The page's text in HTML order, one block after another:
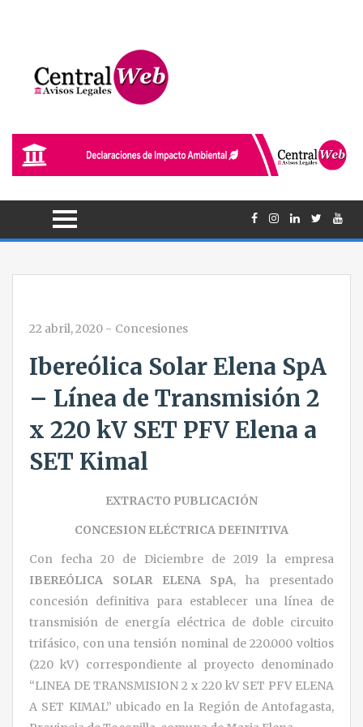
22 abril, 2020 - Concesiones
Ibereólica Solar Elena SpA
– Línea de Transmisión 2
x 220 kV SET PFV Elena a
SET Kimal
EXTRACTO PUBLICACIÓN
CONCESION ELÉCTRICA DEFINITIVA
Con fecha 20 de Diciembre de 2019 la empresa
IBEREÓLICA SOLAR ELENA SpA, ha presentado
concesión definitiva para establecer una línea de
transmisión de energía eléctrica de doble circuito
trifásico, con una tensión nominal de 220.000 voltios
(220 kV) correspondiente al proyecto denominado
“LINEA DE TRANSMISION 2 x 220 kV SET PFV ELENA
A SET KIMAL” ubicado en la Región de Antofagasta,